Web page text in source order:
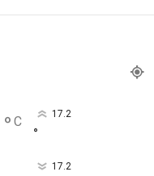
° C 17.2
°
17.2